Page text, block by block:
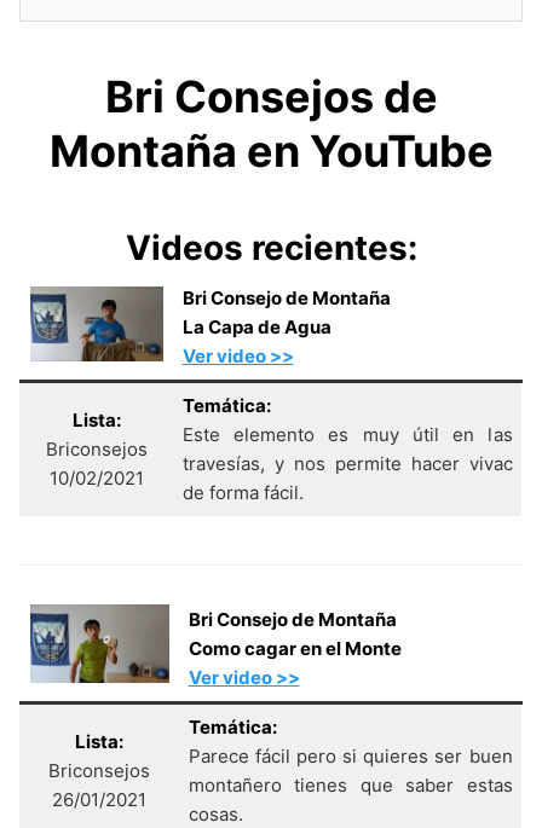
b
Bri Consejos de
Montaña en YouTube
Videos recientes:
Bri Consejo de Montaña
La Capa de Agua
Ver video >>
Lista:
Briconsejos
10/02/2021
Temática:
Este elemento es muy útil en las
travesías, y nos permite hacer vivac
de forma fácil.
Bri Consejo de Montaña
Como cagar en el Monte
Ver video >>
Lista:
Briconsejos
26/01/2021
Temática:
Parece fácil pero si quieres ser buen
montañero tienes que saber estas
cosas.